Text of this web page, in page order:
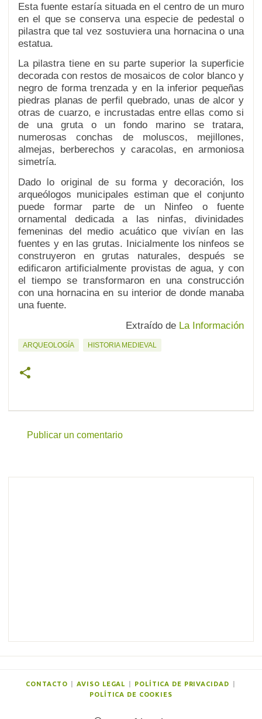
Esta fuente estaría situada en el centro de un muro
en el que se conserva una especie de pedestal o
pilastra que tal vez sostuviera una hornacina o una
estatua.
La pilastra tiene en su parte superior la superficie
decorada con restos de mosaicos de color blanco y
negro de forma trenzada y en la inferior pequeñas
piedras planas de perfil quebrado, unas de alcor y
otras de cuarzo, e incrustadas entre ellas como si
de una gruta o un fondo marino se tratara,
numerosas conchas de moluscos, mejillones,
almejas, berberechos y caracolas, en armoniosa
simetría.
Dado lo original de su forma y decoración, los
arqueólogos municipales estiman que el conjunto
puede formar parte de un Ninfeo o fuente
ornamental dedicada a las ninfas, divinidades
femeninas del medio acuático que vivían en las
fuentes y en las grutas. Inicialmente los ninfeos se
construyeron en grutas naturales, después se
edificaron artificialmente provistas de agua, y con
el tiempo se transformaron en una construcción
con una hornacina en su interior de donde manaba
una fuente.
Extraído de La Información
ARQUEOLOGÍA HISTORIA MEDIEVAL
Publicar un comentario
CONTACTO AVISO LEGAL POLÍTICA DE PRIVACIDAD
POLÍTICA DE COOKIES